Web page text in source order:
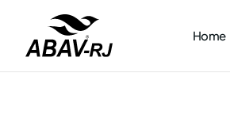
Home